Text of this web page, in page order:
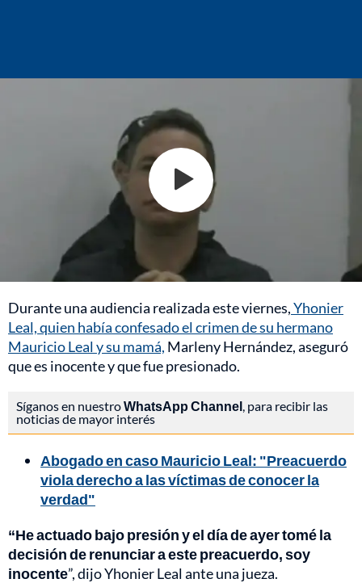
Durante una audiencia realizada este viernes,Yhonier
Leal, quien había confesado el crimen de su hermano
Mauricio Leal y su mamá, Marleny Hernández, aseguró
que es inocente y que fue presionado.
Síganos en nuestroWhatsApp Channel , para recibir las
noticias de mayor interés
Abogado en caso Mauricio Leal: "Preacuerdo
viola derecho a las víctimas de conocer la
verdad"
“He actuado bajo presión y el día de ayer tomé la
decisión de renunciar a este preacuerdo, soy
inocente”, dijo Yhonier Leal ante una jueza.